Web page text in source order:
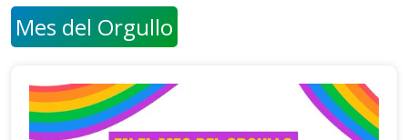
Mes del Orgullo